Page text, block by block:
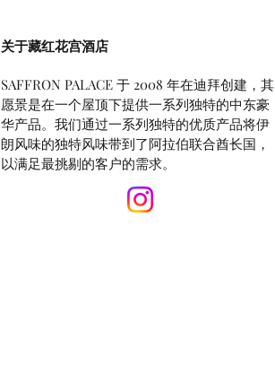
关于藏红花宫酒店
SAFFRON PALACE 于 2008 年在迪拜创建，其
愿景是在一个屋顶下提供一系列独特的中东豪
华产品。我们通过一系列独特的优质产品将伊
朗风味的独特风味带到了阿拉伯联合酋长国，
以满足最挑剔的客户的需求。